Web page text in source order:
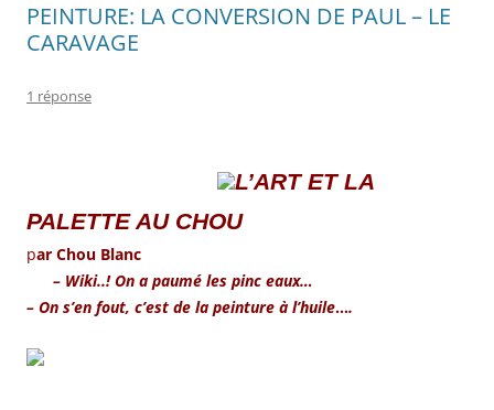
PEINTURE: LA CONVERSION DE PAUL – LE
CARAVAGE
1 réponse
L’ART ET LA
PALETTE AU CHOU
par Chou Blanc
– Wiki..! On a paumé les pinc eaux…
– On s’en fout, c’est de la peinture à l’huile….